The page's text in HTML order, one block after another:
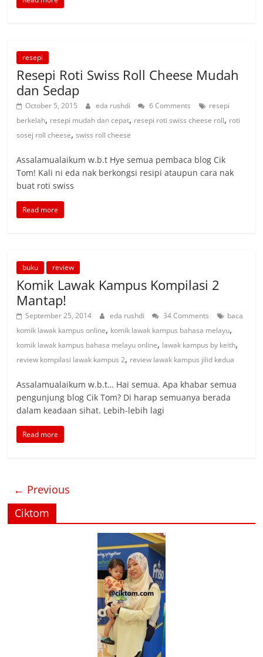
resepi
Resepi Roti Swiss Roll Cheese Mudah
dan Sedap
October 5, 2015 eda rushdi 6 Comments
resepi
berkelah, resepi mudah dan cepat, resepi roti swiss cheese roll, roti
sosej roll cheese,swiss roll cheese
Assalamualaikum w.b.t Hye semua pembaca blog Cik
Tom! Kali ni eda nak berkongsi resipi ataupun cara nak
buat roti swiss
Read more
buku review
Komik Lawak Kampus Kompilasi 2
Mantap!
September 25, 2014 eda rushdi 34 Comments
baca
komik lawak kampus online, komik lawak kampus bahasa melayu,
komik lawak kampus bahasa melayu online, lawak kampus by keith,
review kompilasi lawak kampus 2, review lawak kampus jilid kedua
Assalamualaikum w.b.t… Hai semua. Apa khabar semua
pengunjung blog Cik Tom? Di harap semuanya berada
dalam keadaan sihat. Lebih-lebih lagi
Read more
← Previous
Ciktom